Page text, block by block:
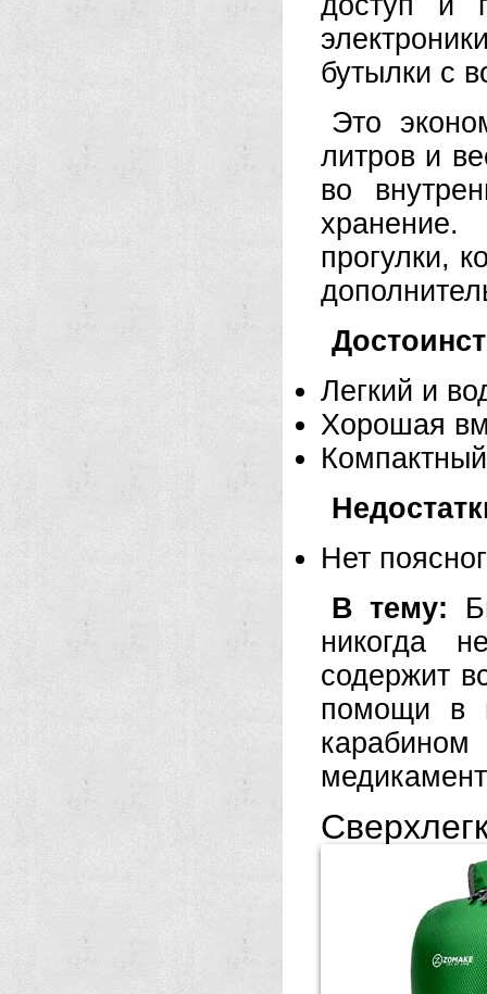
бутылки с
Это
литров и
во
прогулки,
Легкий и
Хорошая
Нет
В тему:
никогда
содержит
помощи в